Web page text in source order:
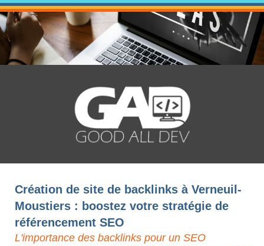
Création de site de backlinks à Verneuil-
Moustiers : boostez votre stratégie de
référencement SEO
L'importance des backlinks pour un SEO